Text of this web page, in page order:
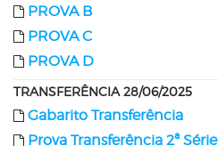
PROVA B
PROVA C
PROVA D
TRANSFERÊNCIA 28/06/2025
Gabarito Transferência
Prova Transferência 2ª Série